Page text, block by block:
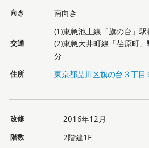
向き 南向き
交通
(1)東急池上線「旗の台」
(2)東急大井町線「荏原町
分
住所 東京都品川区旗の台３丁目
改修 2016年12月
階数 2階建1F